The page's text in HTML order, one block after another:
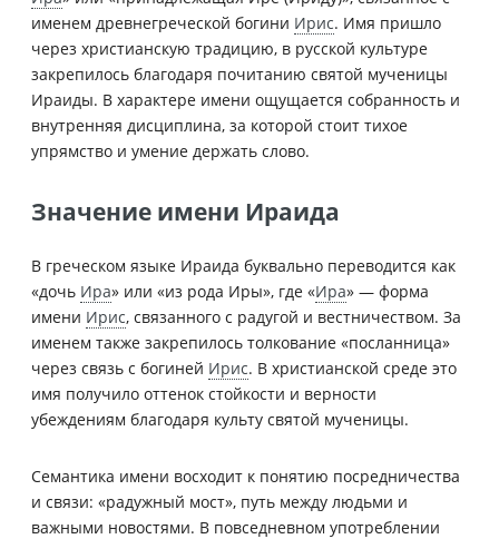
именем древнегреческой богини Ирис. Имя пришло
через христианскую традицию, в русской культуре
закрепилось благодаря почитанию святой мученицы
Ираиды. В характере имени ощущается собранность и
внутренняя дисциплина, за которой стоит тихое
упрямство и умение держать слово.
Значение имени Ираида
В греческом языке Ираида буквально переводится как
«дочь Ира» или «из рода Иры», где «Ира» — форма
имени Ирис, связанного с радугой и вестничеством. За
именем также закрепилось толкование «посланница»
через связь с богиней Ирис. В христианской среде это
имя получило оттенок стойкости и верности
убеждениям благодаря культу святой мученицы.
Семантика имени восходит к понятию посредничества
и связи: «радужный мост», путь между людьми и
важными новостями. В повседневном употреблении